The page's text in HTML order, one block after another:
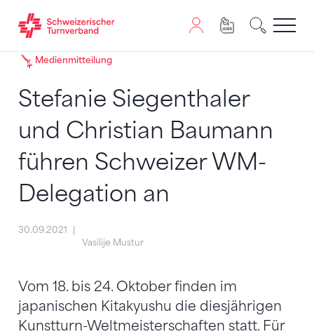
Zum Inhalt springen
Zur Sitemap navigieren
Zum Navigieren dieser Seite wird JavaScript benötigt.
Medienmitteilung
Stefanie Siegenthaler
und Christian Baumann
führen Schweizer WM-
Delegation an
30.09.2021
Vasilije Mustur
Vom 18. bis 24. Oktober finden im
japanischen Kitakyushu die diesjährigen
Kunstturn-Weltmeisterschaften statt. Für